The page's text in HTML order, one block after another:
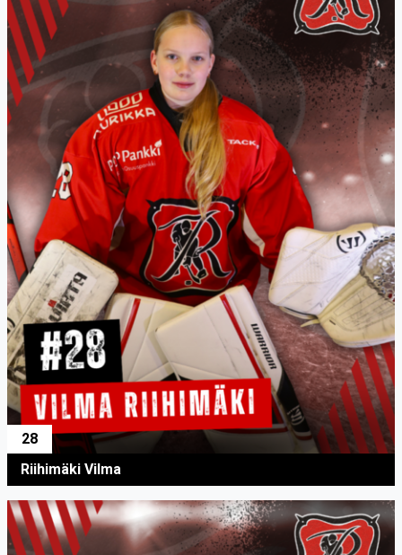
28
Riihimäki Vilma